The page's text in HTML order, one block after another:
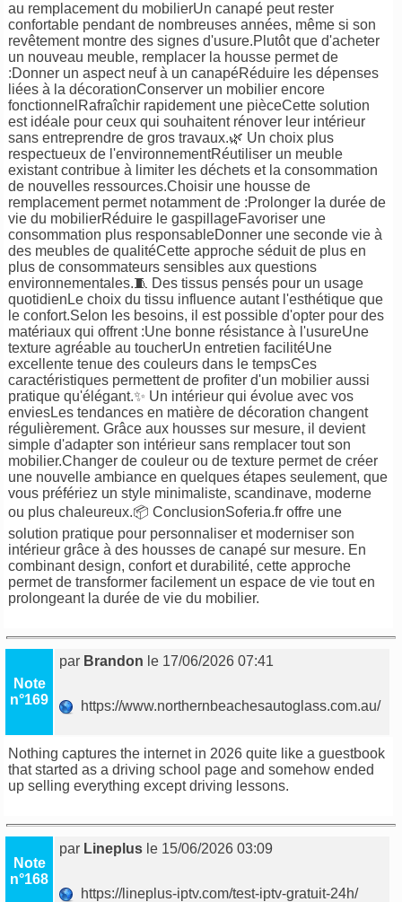
au remplacement du mobilierUn canapé peut rester
confortable pendant de nombreuses années, même si son
revêtement montre des signes d'usure.Plutôt que d'acheter
un nouveau meuble, remplacer la housse permet de
:Donner un aspect neuf à un canapéRéduire les dépenses
liées à la décorationConserver un mobilier encore
fonctionnelRafraîchir rapidement une pièceCette solution
est idéale pour ceux qui souhaitent rénover leur intérieur
sans entreprendre de gros travaux.🌿 Un choix plus
respectueux de l'environnementRéutiliser un meuble
existant contribue à limiter les déchets et la consommation
de nouvelles ressources.Choisir une housse de
remplacement permet notamment de :Prolonger la durée de
vie du mobilierRéduire le gaspillageFavoriser une
consommation plus responsableDonner une seconde vie à
des meubles de qualitéCette approche séduit de plus en
plus de consommateurs sensibles aux questions
environnementales.🧵 Des tissus pensés pour un usage
quotidienLe choix du tissu influence autant l'esthétique que
le confort.Selon les besoins, il est possible d'opter pour des
matériaux qui offrent :Une bonne résistance à l'usureUne
texture agréable au toucherUn entretien facilitéUne
excellente tenue des couleurs dans le tempsCes
caractéristiques permettent de profiter d'un mobilier aussi
pratique qu'élégant.✨ Un intérieur qui évolue avec vos
enviesLes tendances en matière de décoration changent
régulièrement. Grâce aux housses sur mesure, il devient
simple d'adapter son intérieur sans remplacer tout son
mobilier.Changer de couleur ou de texture permet de créer
une nouvelle ambiance en quelques étapes seulement, que
vous préfériez un style minimaliste, scandinave, moderne
ou plus chaleureux.📦 ConclusionSoferia.fr offre une
solution pratique pour personnaliser et moderniser son
intérieur grâce à des housses de canapé sur mesure. En
combinant design, confort et durabilité, cette approche
permet de transformer facilement un espace de vie tout en
prolongeant la durée de vie du mobilier.
Note
n°169
par Brandon le 17/06/2026 07:41
https://www.northernbeachesautoglass.com.au/
Nothing captures the internet in 2026 quite like a guestbook
that started as a driving school page and somehow ended
up selling everything except driving lessons.
Note
n°168
par Lineplus le 15/06/2026 03:09
https://lineplus-iptv.com/test-iptv-gratuit-24h/